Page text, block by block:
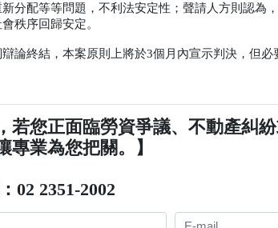
分配等等問題，不利法安定性；聲請人方則認為
秩序回歸安定。
論終結，本案原則上將於3個月內宣示判決，但必
若您正面臨勞資爭議、不動產糾
專業為您把關。】
02 2351-2002